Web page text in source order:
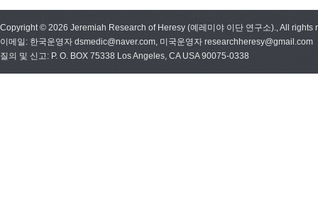
Copyright © 2026 Jeremiah Research of Heresy (예레미야 이단 연구소)., All rights
이메일: 한국운영자 dsmedic@naver.com, 미국운영자 researchheresy@gmail.com
질의 및 신고: P. O. BOX 75338 Los Angeles, CA USA 90075-0338